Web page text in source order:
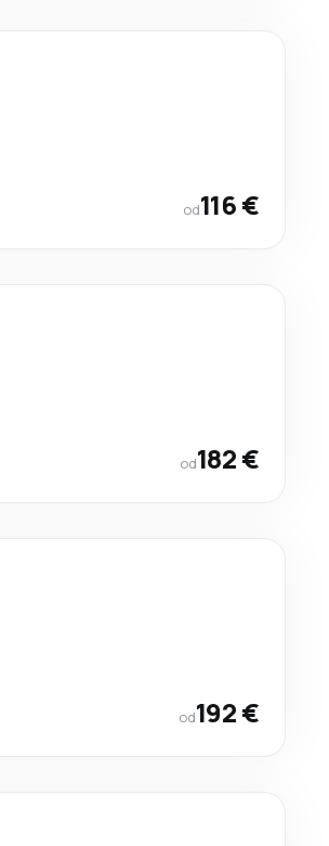
od116 €
od182 €
od192 €